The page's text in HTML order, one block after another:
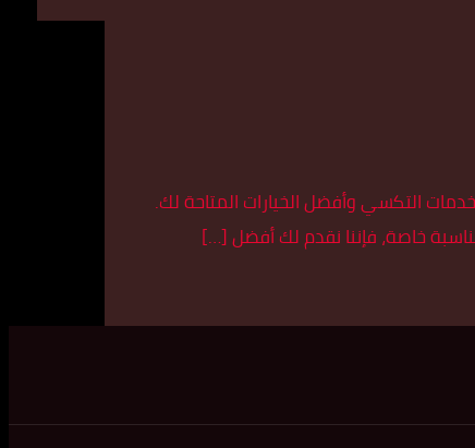
التكسي وأفضل الخيارات المتاحة لك.
خاصة، فإننا نقدم لك أفضل […]